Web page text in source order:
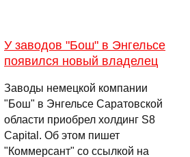
У заводов "Бош" в Энгельсе
появился новый владелец
Заводы немецкой компании
"Бош" в Энгельсе Саратовской
области приобрел холдинг S8
Capital. Об этом пишет
"Коммерсант" со ссылкой на